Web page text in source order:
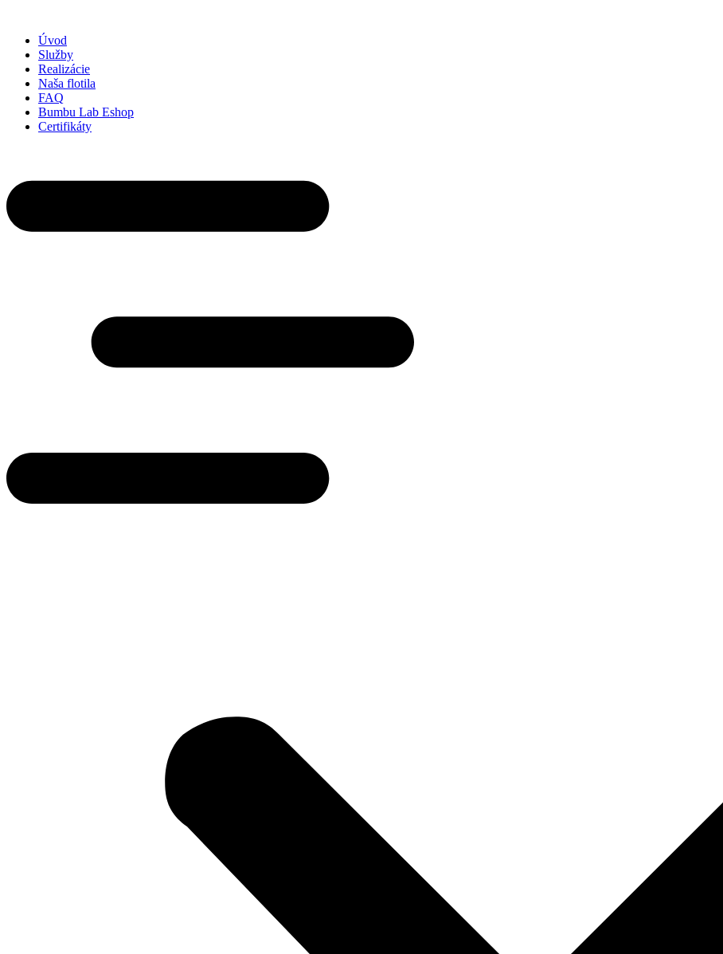
obsah
Úvod
Služby
Realizácie
Naša flotila
FAQ
Bumbu Lab Eshop
Certifikáty